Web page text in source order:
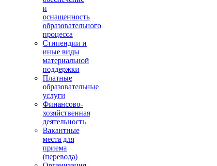
и
оснащенность
образовательного
процесса
Стипендии и
иные виды
материальной
поддержки
Платные
образовательные
услуги
Финансово-
хозяйственная
деятельность
Вакантные
места для
приема
(перевода)